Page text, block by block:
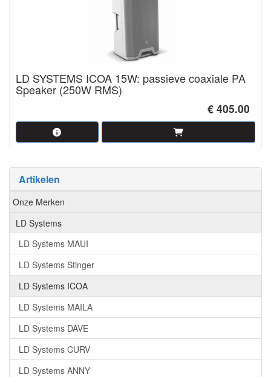
Artikelen
Onze Merken
LD Systems
LD Systems MAUI
LD Systems Stinger
LD Systems ICOA
LD Systems MAILA
LD Systems DAVE
LD Systems CURV
LD Systems ANNY
LD SYSTEMS ICOA 15W: passieve coaxiale PA
Speaker (250W RMS)
€ 405.00